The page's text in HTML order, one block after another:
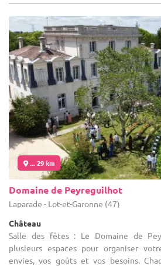
... 29 km
Domaine de Peyreguilhot
Laparade - Lot-et-Garonne (47)
Château
Salle des fêtes : Le Domaine de
plusieurs espaces pour organiser
envies, vos goûts et vos besoins.